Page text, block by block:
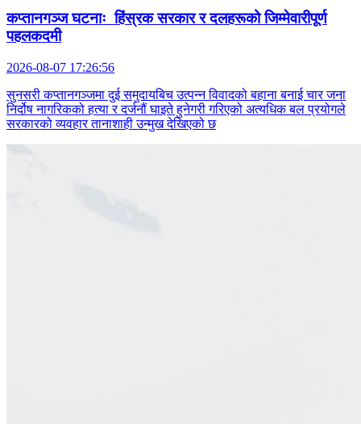
कप्तानगञ्ज घटनाः हिंस्रक सरकार र दलहरूको जिम्मेवारीपूर्ण
पहलकदमी
2026-08-07 17:26:56
सुनसरी कप्तानगञ्जमा दुई समुदायबिच उत्पन्न विवादको बहाना बनाई चार जना
निर्दोष नागरिकको हत्या र दर्जनौं घाइते हुनेगरी गरिएको अत्यधिक बल प्रयोगले
सरकारको व्यवहार तानाशाही उन्मुख देखिएको छ